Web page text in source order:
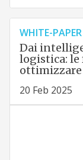
WHITE-PAPER
Dai
logistica:
20 Feb 2025